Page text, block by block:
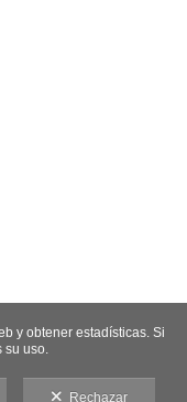
y obtener estadísticas. Si
su uso.
Rechazar